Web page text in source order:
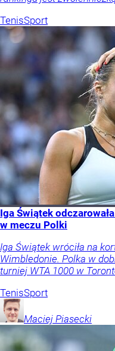
TenisSport
Iga Świątek
w meczu Polki
Iga Świątek wróciła na
Wimbledonie. Polka w
turniej WTA 1000 w
TenisSport
Maciej Piasecki